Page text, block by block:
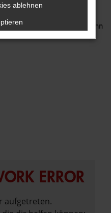
wir nur erstklassige
lassen. Ohne „Wenn
ERROR
aufgetreten.
ablehnen